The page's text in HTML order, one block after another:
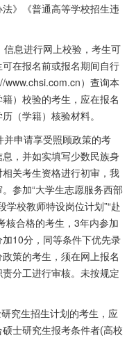
》《普通高等学校招生违
息进行网上校验，考生可
在报名前或报名期间自行
www.chsi.com.cn）查询本
）校验的考生，应在报名
（学籍）核验材料。
申请享受照顾政策的考
，并如实填写少数民族身
关考生资格进行初审，我
参加“大学生志愿服务西部
学校教师特设岗位计划”“赴
核合格的考生， 3年内参加
10分，同等条件下优先录
策的考生，须在网上报名
分工进行审核。未按规定
究生招生计划的考生，应
士研究生报考条件者(高校